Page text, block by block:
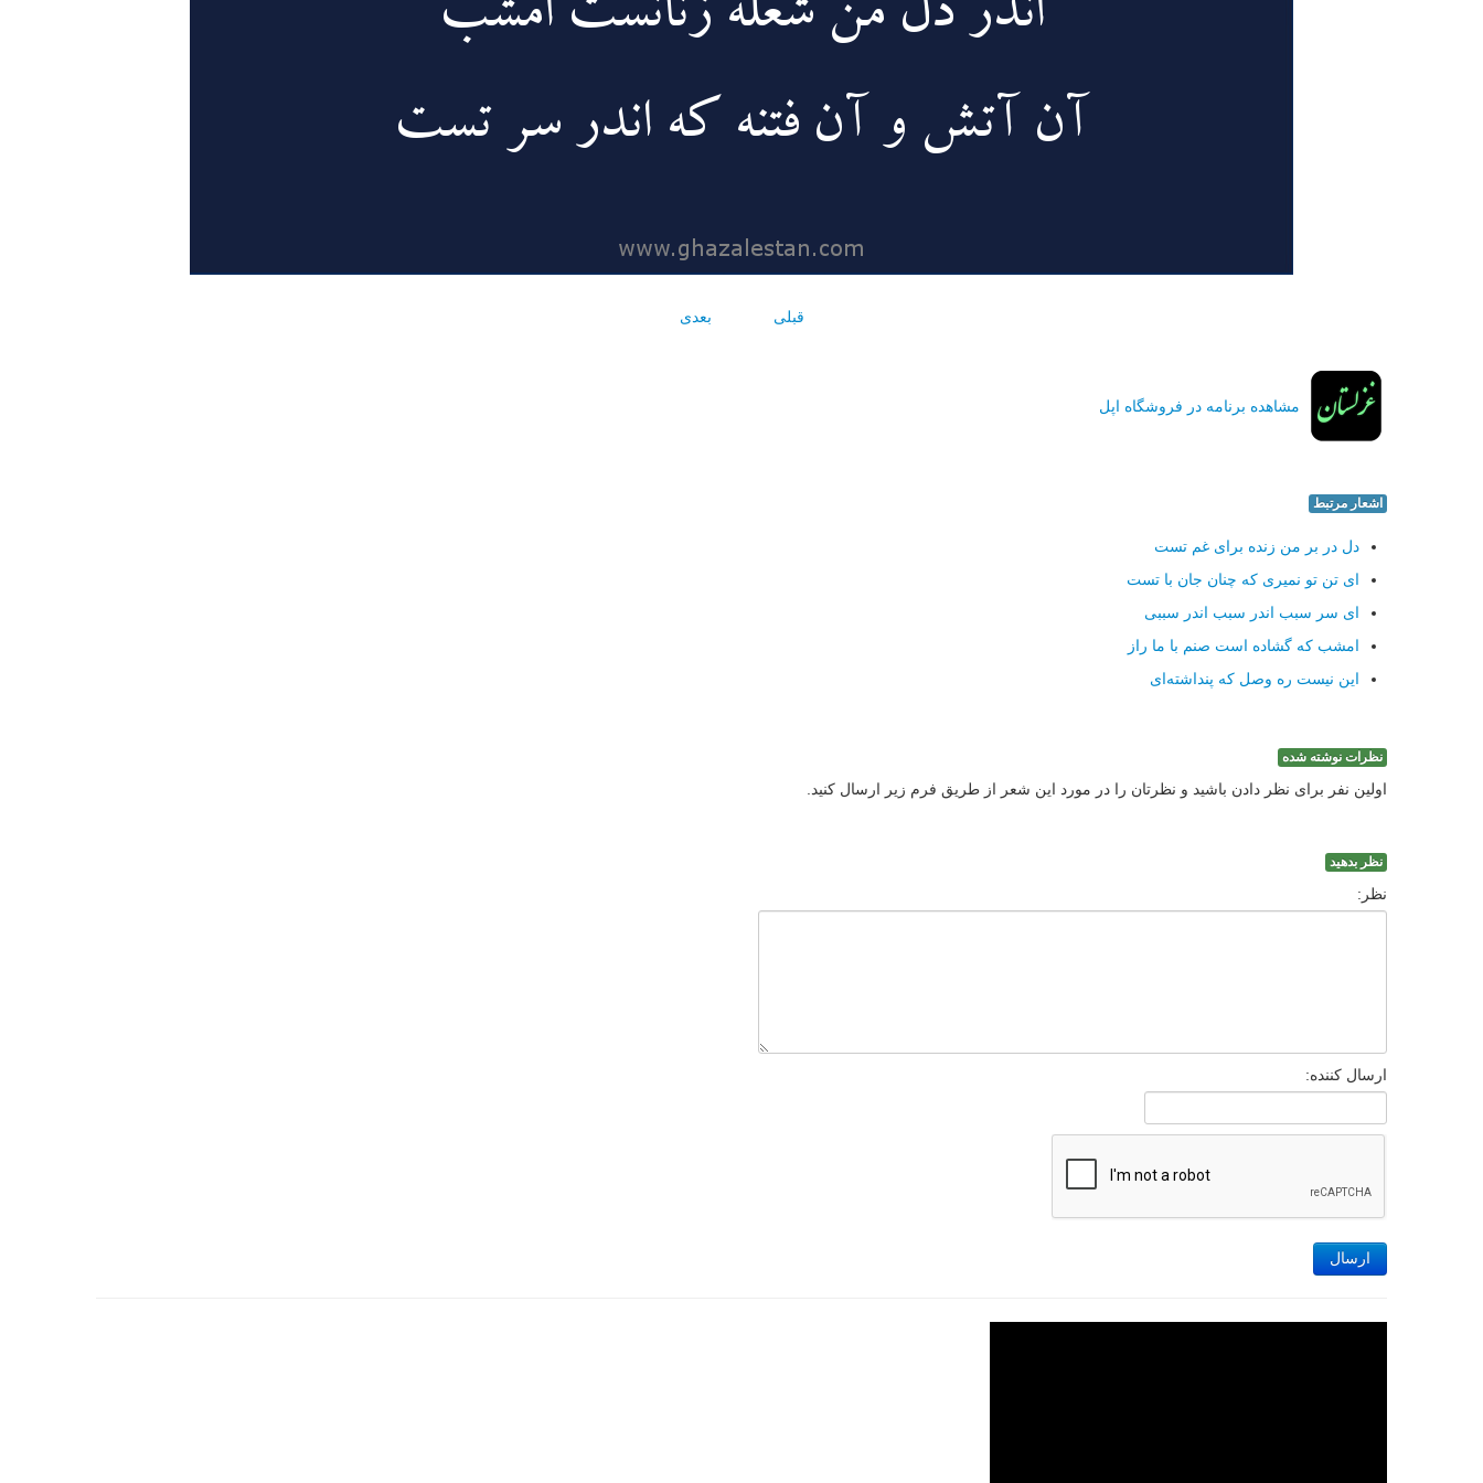
قبلی بعدی
مشاهده برنامه در فروشگاه اپل
اشعار مرتبط
دل در بر من زنده برای غم تست
ای تن تو نمیری که چنان جان با تست
ای سر سبب اندر سبب اندر سببی
امشب که گشاده است صنم با ما راز
این نیست ره وصل که پنداشته‌ای
نظرات نوشته شده
اولین نفر برای نظر دادن باشید و نظرتان را در مورد این شعر از طریق فرم زیر ارسال کنید.
نظر بدهید
نظر:
ارسال کننده:
ارسال